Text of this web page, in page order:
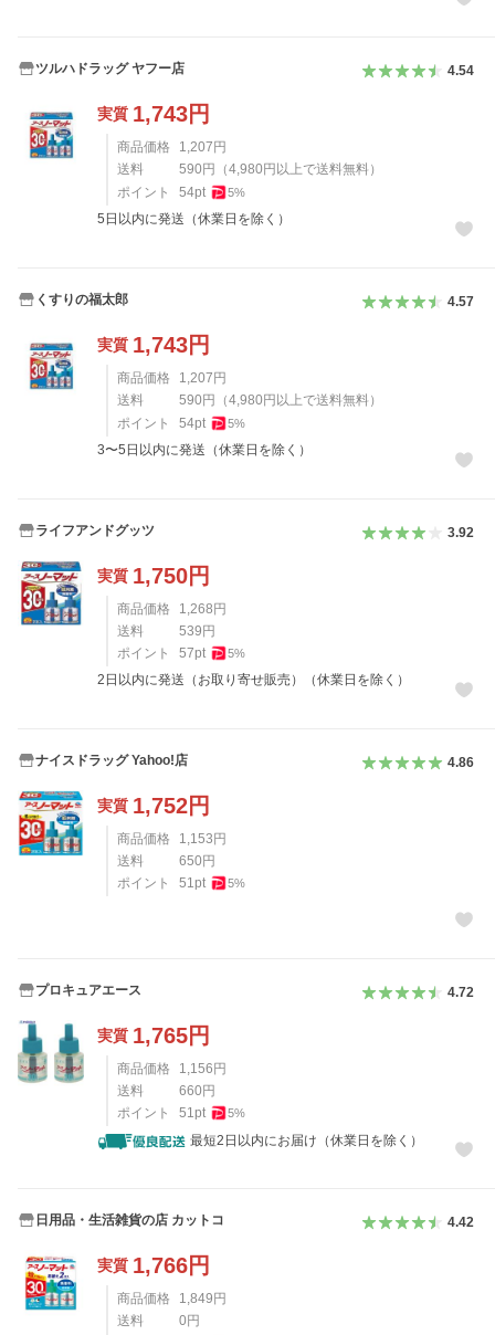
ツルハドラッグ ヤフー店 4.54
実質 1,743円
商品価格 1,207 円
送料
590 円 （4,980 円以上で送料無料）
ポイント
54pt 5%
5日以内に発送（休業日を除く）
くすりの福太郎 4.57
実質 1,743円
商品価格 1,207 円
送料
590 円 （4,980 円以上で送料無料）
ポイント
54pt 5%
3〜5日以内に発送（休業日を除く）
ライフアンドグッツ 3.92
実質 1,750円
商品価格 1,268 円
送料
539 円
ポイント
57pt 5%
2日以内に発送（お取り寄せ販売）（休業日を除く）
ナイスドラッグ Yahoo!店 4.86
実質 1,752円
商品価格 1,153 円
送料
650 円
ポイント
51pt 5%
プロキュアエース 4.72
実質 1,765円
商品価格 1,156 円
送料
660 円
ポイント
51pt 5%
最短2日以内にお届け（休業日を除く）
日用品・生活雑貨の店 カットコ 4.42
実質 1,766円
商品価格 1,849 円
送料
0 円